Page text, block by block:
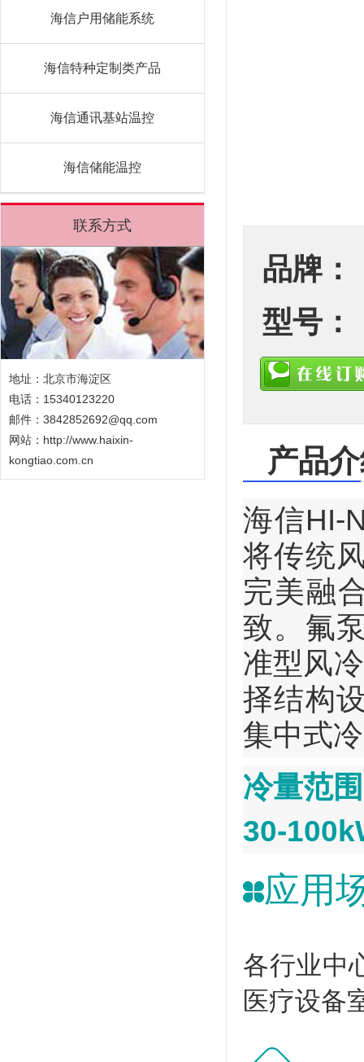
海信户用储能系统
海信特种定制类产品
海信通讯基站温控
海信储能温控
联系方式
地址：北京市海淀区
电话：15340123220
邮件：3842852692@qq.com
网站： http://www.haixin-
kongtiao.com.cn
品牌：
型号：
产品
海信HI-
将传统
完美融
致。氟
准型风
择结构
集中式
冷量范围
30-
应用
各行业中
医疗设备